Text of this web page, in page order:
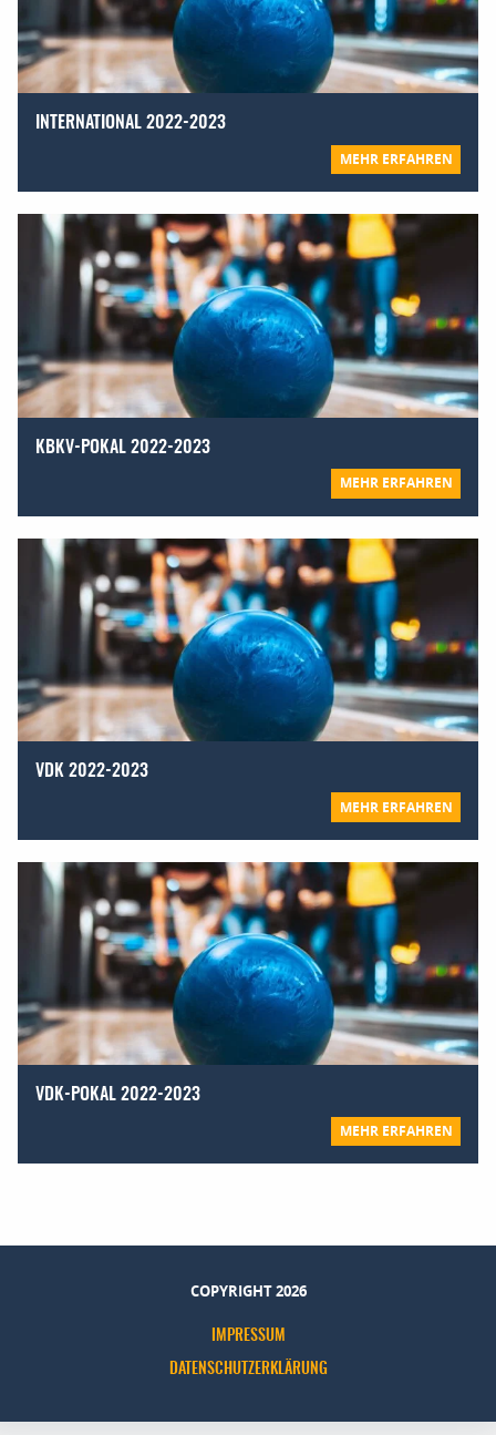
INTERNATIONAL 2022-2023
MEHR ERFAHREN
KBKV-POKAL 2022-2023
MEHR ERFAHREN
VDK 2022-2023
MEHR ERFAHREN
VDK-POKAL 2022-2023
MEHR ERFAHREN
COPYRIGHT 2026
IMPRESSUM
DATENSCHUTZERKLÄRUNG